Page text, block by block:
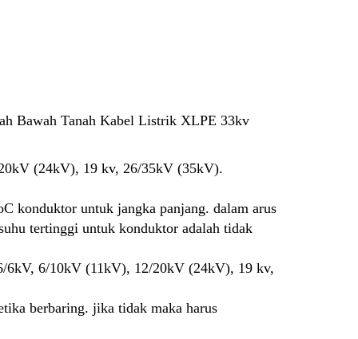
Bawah Tanah Kabel Listrik XLPE 33kv
(24kV), 19 kv, 26/35kV (35kV).
konduktor untuk jangka panjang. dalam arus
tertinggi untuk konduktor adalah tidak
6kV, 6/10kV (11kV), 12/20kV (24kV), 19 kv,
berbaring. jika tidak maka harus